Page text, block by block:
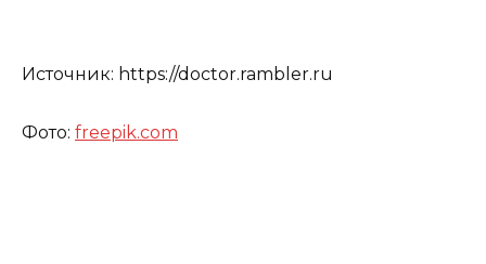
Источник: https://doctor.rambler.ru
Фото: freepik.com